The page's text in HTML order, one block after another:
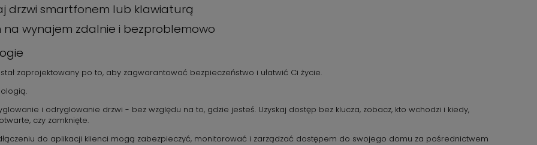
drzwi smartfonem lub klawiaturą
wynajem zdalnie i bezproblemowo
zaprojektowany po to, aby zagwarantować bezpieczeństwo i ułatwić Ci życie.
i odryglowanie drzwi - bez względu na to, gdzie jesteś. Uzyskaj dostęp bez klucza, zobacz, kto wchodzi i kiedy,
czy zamknięte.
do aplikacji klienci mogą zabezpieczyć, monitorować i zarządzać dostępem do swojego domu za pośrednictwem